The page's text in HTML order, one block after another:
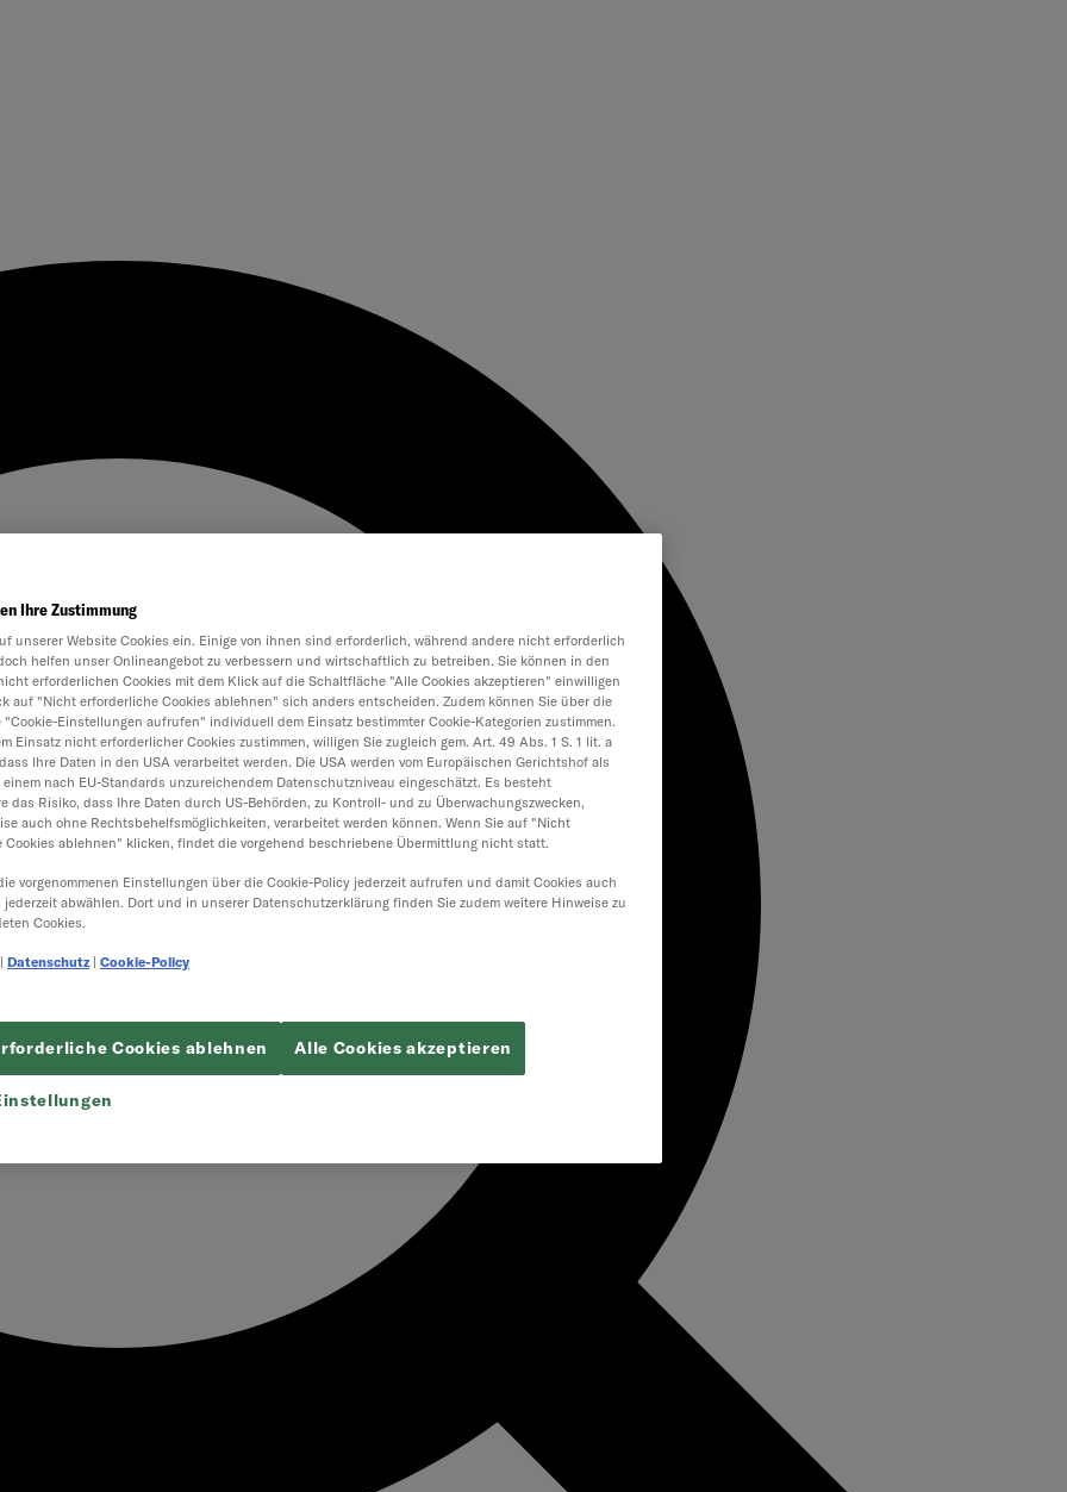
Ihre Zustimmung
unserer Website Cookies ein. Einige von ihnen sind erforderlich, während andere nicht erforderlich
helfen unser Onlineangebot zu verbessern und wirtschaftlich zu betreiben. Sie können in den
erforderlichen Cookies mit dem Klick auf die Schaltfläche "Alle Cookies akzeptieren" einwilligen
auf "Nicht erforderliche Cookies ablehnen" sich anders entscheiden. Zudem können Sie über die
Einstellungen aufrufen" individuell dem Einsatz bestimmter Cookie-Kategorien zustimmen.
Einsatz nicht erforderlicher Cookies zustimmen, willigen Sie zugleich gem. Art. 49 Abs. 1 S. 1 lit. a
Ihre Daten in den USA verarbeitet werden. Die USA werden vom Europäischen Gerichtshof als
nach EU-Standards unzureichendem Datenschutzniveau eingeschätzt. Es besteht
das Risiko, dass Ihre Daten durch US-Behörden, zu Kontroll- und zu Überwachungszwecken,
auch ohne Rechtsbehelfsmöglichkeiten, verarbeitet werden können. Wenn Sie auf "Nicht
Cookies ablehnen" klicken, findet die vorgehend beschriebene Übermittlung nicht statt.
vorgenommenen Einstellungen über die Cookie-Policy jederzeit aufrufen und damit Cookies auch
abwählen. Dort und in unserer Datenschutzerklärung finden Sie zudem weitere Hinweise zu
Cookies.
Datenschutz| Cookie-Policy
Cookies ablehnen Alle Cookies akzeptieren